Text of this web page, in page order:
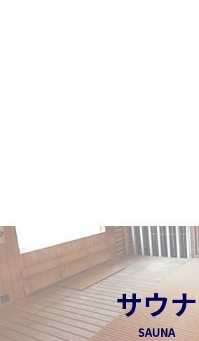
サウナ
SAUNA